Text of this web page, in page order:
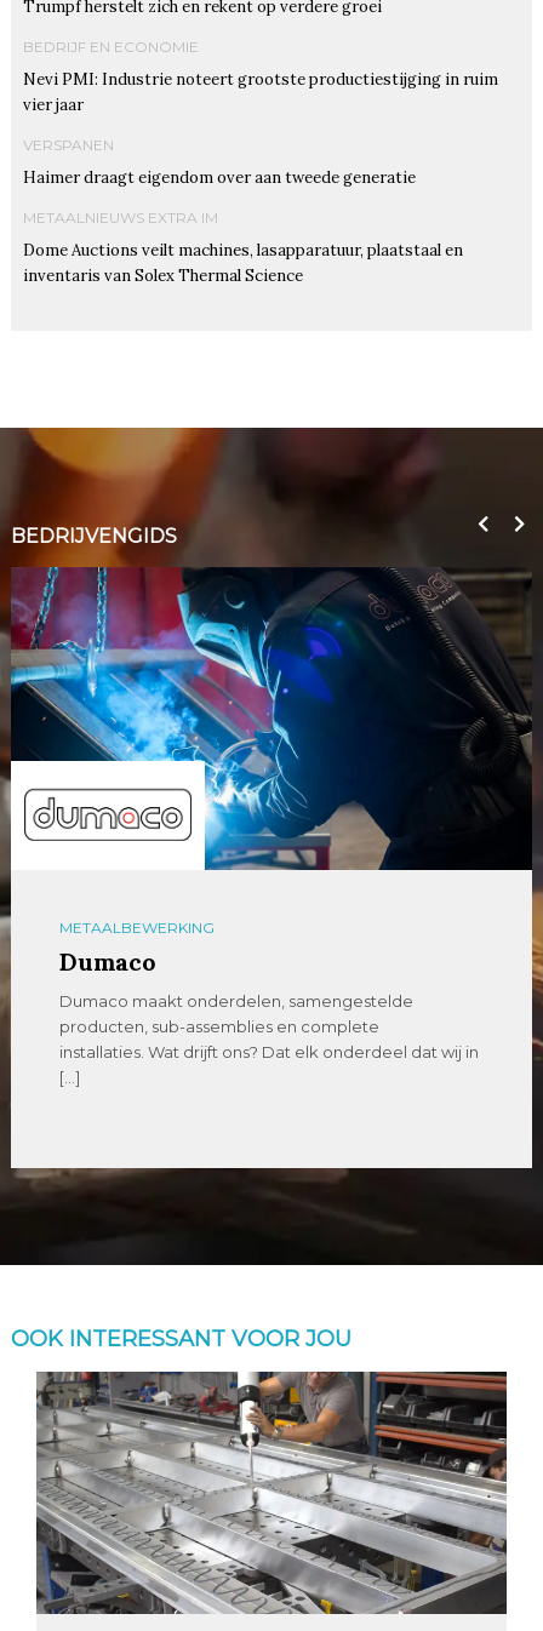
Trumpf herstelt zich en rekent op verdere groei
BEDRIJF EN ECONOMIE
Nevi PMI: Industrie noteert grootste productiestijging in ruim
vier jaar
VERSPANEN
Haimer draagt eigendom over aan tweede generatie
METAALNIEUWS EXTRA IM
Dome Auctions veilt machines, lasapparatuur, plaatstaal en
inventaris van Solex Thermal Science
BEDRIJVENGIDS
METAALBEWERKING
Dumaco
Dumaco maakt onderdelen, samengestelde
producten, sub-assemblies en complete
installaties. Wat drijft ons? Dat elk onderdeel dat wij in
[…]
OOK INTERESSANT VOOR JOU